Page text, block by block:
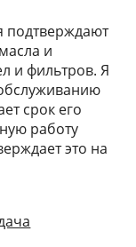
подтверждают
и
и фильтров. Я
срок его
работу
это на